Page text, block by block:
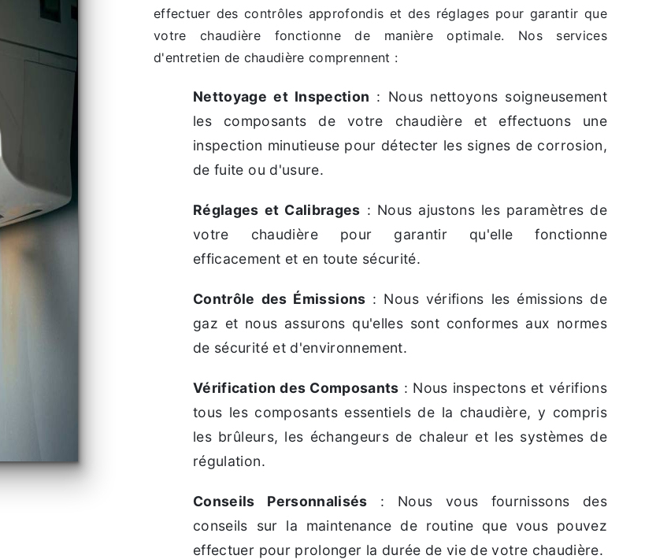
effectuer des contrôles approfondis et des réglages pour garantir que
votre chaudière fonctionne de manière optimale. Nos services
d'entretien de chaudière comprennent :
Nettoyage et Inspection : Nous nettoyons soigneusement
les composants de votre chaudière et effectuons une
inspection minutieuse pour détecter les signes de corrosion,
de fuite ou d'usure.
Réglages et Calibrages : Nous ajustons les paramètres de
votre chaudière pour garantir qu'elle fonctionne
efficacement et en toute sécurité.
Contrôle des Émissions : Nous vérifions les émissions de
gaz et nous assurons qu'elles sont conformes aux normes
de sécurité et d'environnement.
Vérification des Composants : Nous inspectons et vérifions
tous les composants essentiels de la chaudière, y compris
les brûleurs, les échangeurs de chaleur et les systèmes de
régulation.
Conseils Personnalisés : Nous vous fournissons des
conseils sur la maintenance de routine que vous pouvez
effectuer pour prolonger la durée de vie de votre chaudière.